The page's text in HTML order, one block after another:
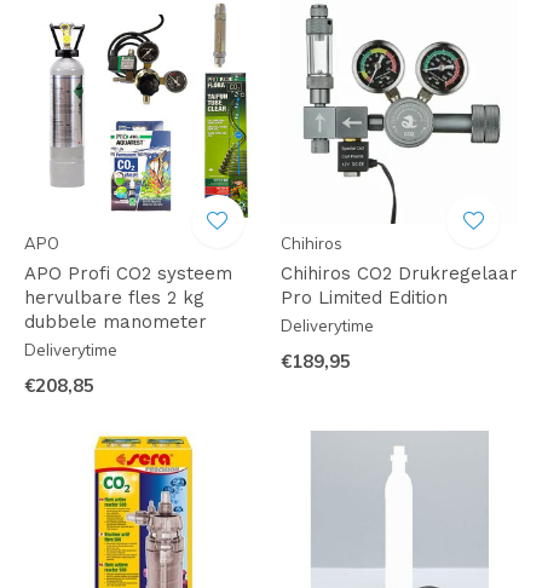
APO
APO Profi CO2 systeem
hervulbare fles 2 kg
dubbele manometer
Deliverytime
€208,85
Chihiros
Chihiros CO2 Drukregelaar
Pro Limited Edition
Deliverytime
€189,95